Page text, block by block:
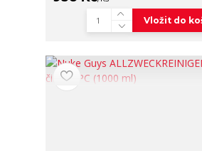
Vložit do